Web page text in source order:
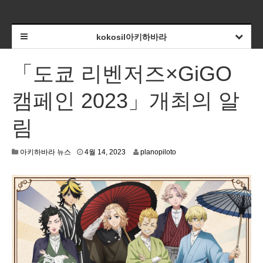
kokosil아키하바라
「도쿄 리벤저즈×GiGO
캠페인 2023」개최의 알
림
아키하바라 뉴스 4월 14, 20234
2
,
2
0
2
3
planopiloto